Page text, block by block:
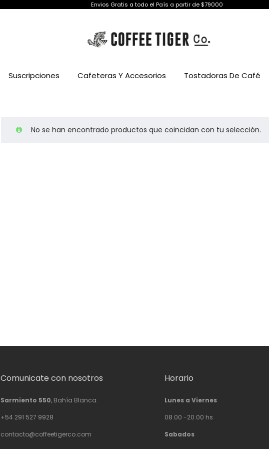
Envios Gratis a todo el País a partir de $79000
Suscripciones Cafeteras Y Accesorios Tostadoras De Café
No se han encontrado productos que coincidan con tu selección.
Comunicate con nosotros
Sarmiento 550, Bahía Blanca.
+54 291 527 9928
contacto@coffeetigerco.com
Horario
Lunes a Viernes
08.00 -20.00 hs
Sabados